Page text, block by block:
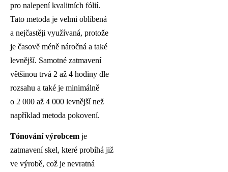
pro nalepení kvalitních fólií.
Tato metoda je velmi oblíbená
a nejčastěji využívaná, protože
je časově méně náročná a také
levnější. Samotné zatmavení
většinou trvá 2 až 4 hodiny dle
rozsahu a také je minimálně
o 2 000 až 4 000 levnější než
například metoda pokovení.
Tónování výrobcem je
zatmavení skel, které probíhá již
ve výrobě, což je nevratná